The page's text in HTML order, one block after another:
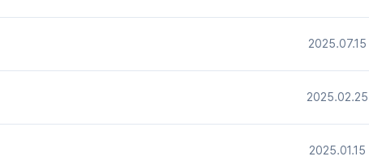
2025.07.15
2025.02.25
2025.01.15